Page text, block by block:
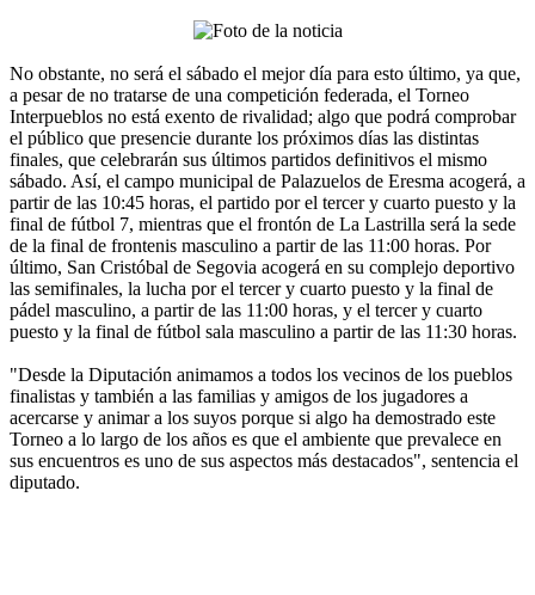
No obstante, no será el sábado el mejor día para esto último, ya que,
a pesar de no tratarse de una competición federada, el Torneo
Interpueblos no está exento de rivalidad; algo que podrá comprobar
el público que presencie durante los próximos días las distintas
finales, que celebrarán sus últimos partidos definitivos el mismo
sábado. Así, el campo municipal de Palazuelos de Eresma acogerá, a
partir de las 10:45 horas, el partido por el tercer y cuarto puesto y la
final de fútbol 7, mientras que el frontón de La Lastrilla será la sede
de la final de frontenis masculino a partir de las 11:00 horas. Por
último, San Cristóbal de Segovia acogerá en su complejo deportivo
las semifinales, la lucha por el tercer y cuarto puesto y la final de
pádel masculino, a partir de las 11:00 horas, y el tercer y cuarto
puesto y la final de fútbol sala masculino a partir de las 11:30 horas.
"Desde la Diputación animamos a todos los vecinos de los pueblos
finalistas y también a las familias y amigos de los jugadores a
acercarse y animar a los suyos porque si algo ha demostrado este
Torneo a lo largo de los años es que el ambiente que prevalece en
sus encuentros es uno de sus aspectos más destacados", sentencia el
diputado.